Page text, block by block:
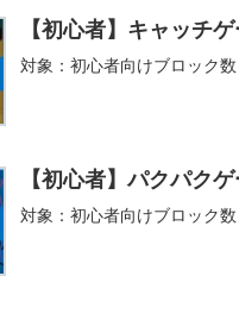
【初心者】キャッチ
対象：初心者向けブロック
【初心者】パクパク
対象：初心者向けブロック